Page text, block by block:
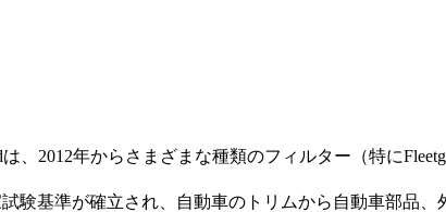
は、2012年からさまざまな種類のフィルター（特に
験基準が確立され、自動車のトリムから自動車部品